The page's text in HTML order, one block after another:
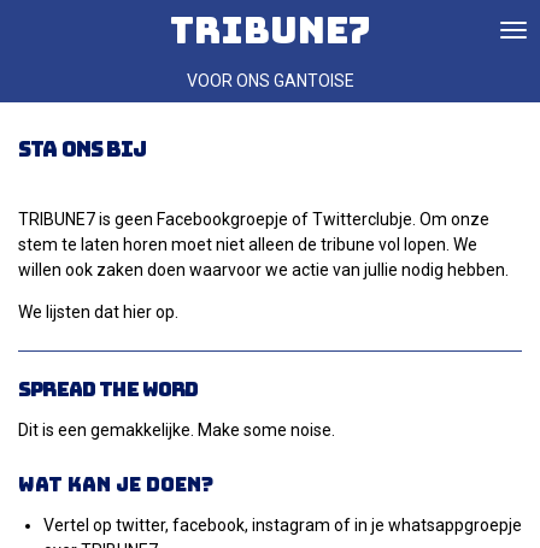
de
TRIBUNE7
VOOR ONS GANTOISE
Sta ons bij
TRIBUNE7 is geen Facebookgroepje of Twitterclubje. Om onze
stem te laten horen moet niet alleen de tribune vol lopen. We
willen ook zaken doen waarvoor we actie van jullie nodig hebben.
We lijsten dat hier op.
Spread the word
Dit is een gemakkelijke. Make some noise.
Wat kan je doen?
Vertel op twitter, facebook, instagram of in je whatsappgroepje